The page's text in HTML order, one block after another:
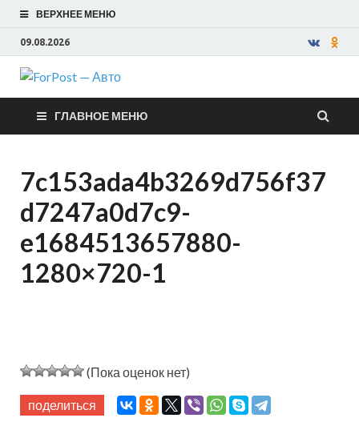
ВЕРХНЕЕ МЕНЮ
09.08.2026
ForPost —
Авто
ГЛАВНОЕ МЕНЮ
7c153ada4b3269d756f37
d7247a0d7c9-
e1684513657880-
1280×720-1
(Пока оценок нет)
поделиться